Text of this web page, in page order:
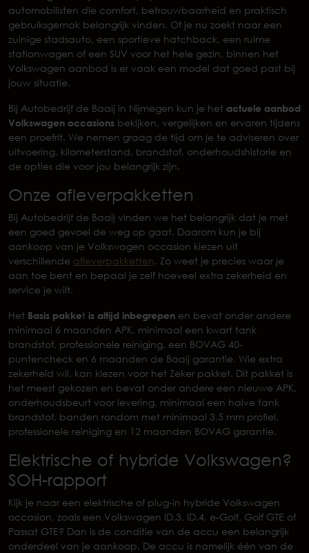
automobilisten die comfort, betrouwbaarheid en praktisch
gebruiksgemak belangrijk vinden. Of je nu zoekt naar een
zuinige stadsauto, een sportieve hatchback, een ruime
stationwagen of een SUV voor het hele gezin, binnen het
Volkswagen aanbod is er vaak een model dat goed past bij
jouw situatie.
Bij Autobedrijf de Baaij in Nijmegen kun je het actuele aanbod
Volkswagen occasions bekijken, vergelijken en ervaren tijdens
een proefrit. We nemen graag de tijd om je te adviseren over
uitvoering, kilometerstand, brandstof, onderhoudshistorie en
de opties die voor jou belangrijk zijn.
Onze afleverpakketten
Bij Autobedrijf de Baaij vinden we het belangrijk dat je met
een goed gevoel de weg op gaat. Daarom kun je bij
aankoop van je Volkswagen occasion kiezen uit
verschillende afleverpakketten. Zo weet je precies waar je
aan toe bent en bepaal je zelf hoeveel extra zekerheid en
service je wilt.
Het Basis pakket is altijd inbegrepen en bevat onder andere
minimaal 6 maanden APK, minimaal een kwart tank
brandstof, professionele reiniging, een BOVAG 40-
puntencheck en 6 maanden de Baaij garantie. Wie extra
zekerheid wil, kan kiezen voor het Zeker pakket. Dit pakket is
het meest gekozen en bevat onder andere een nieuwe APK,
onderhoudsbeurt voor levering, minimaal een halve tank
brandstof, banden rondom met minimaal 3,5 mm profiel,
professionele reiniging en 12 maanden BOVAG garantie.
Elektrische of hybride Volkswagen?
SOH-rapport
Kijk je naar een elektrische of plug-in hybride Volkswagen
occasion, zoals een Volkswagen ID.3, ID.4, e-Golf, Golf GTE of
Passat GTE? Dan is de conditie van de accu een belangrijk
onderdeel van je aankoop. De accu is namelijk één van de